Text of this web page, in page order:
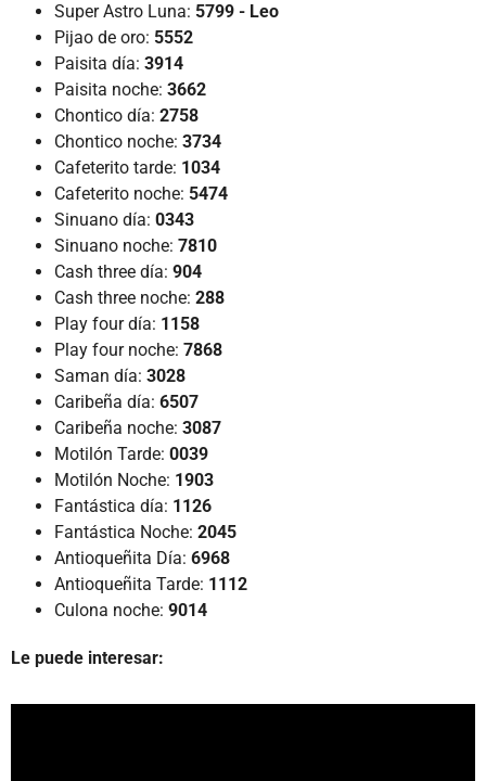
Super Astro Luna: 5799 - Leo
Pijao de oro: 5552
Paisita día: 3914
Paisita noche: 3662
Chontico día: 2758
Chontico noche: 3734
Cafeterito tarde: 1034
Cafeterito noche: 5474
Sinuano día: 0343
Sinuano noche: 7810
Cash three día: 904
Cash three noche: 288
Play four día: 1158
Play four noche: 7868
Saman día: 3028
Caribeña día: 6507
Caribeña noche: 3087
Motilón Tarde: 0039
Motilón Noche: 1903
Fantástica día: 1126
Fantástica Noche: 2045
Antioqueñita Día: 6968
Antioqueñita Tarde: 1112
Culona noche: 9014
Le puede interesar: